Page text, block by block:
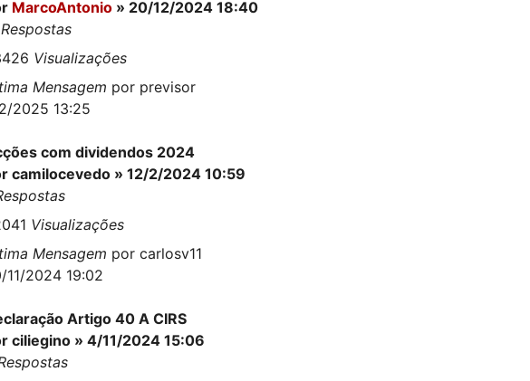
MarcoAntonio » 20/12/2024 18:40
Respostas
Visualizações
Mensagem por previsor
2025 13:25
com dividendos 2024
camilocevedo » 12/2/2024 10:59
Visualizações
Mensagem por carlosv11
11/2024 19:02
Artigo 40 A CIRS
ciliegino » 4/11/2024 15:06